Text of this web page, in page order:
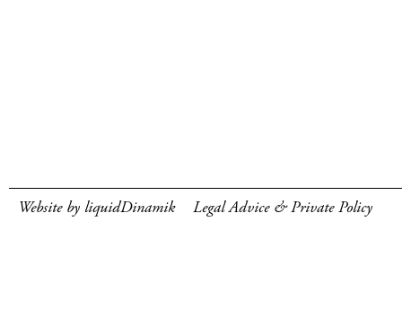
Website by liquidDinamik Legal Advice & Private Policy